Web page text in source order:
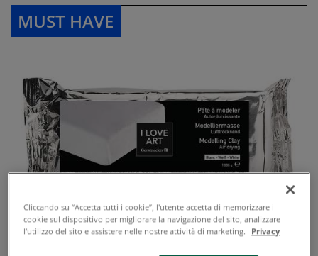
MUST HAVE
Cliccando su “Accetta tutti i cookie”, l'utente accetta di memorizzare i
cookie sul dispositivo per migliorare la navigazione del sito, analizzare
l'utilizzo del sito e assistere nelle nostre attività di marketing. Privacy